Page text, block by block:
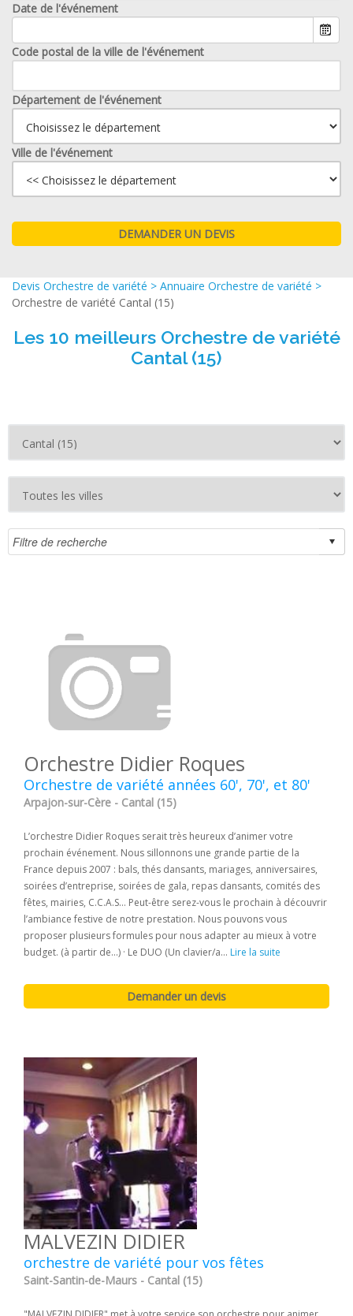
Date de l'événement
Code postal de la ville de l'événement
Département de l'événement
Ville de l'événement
Devis Orchestre de variété > Annuaire Orchestre de variété >
Orchestre de variété Cantal (15)
Les 10 meilleurs Orchestre de variété
Cantal (15)
Orchestre Didier Roques
Orchestre de variété années 60', 70', et 80'
Arpajon-sur-Cère - Cantal (15)
L’orchestre Didier Roques serait très heureux d’animer votre
prochain événement. Nous sillonnons une grande partie de la
France depuis 2007 : bals, thés dansants, mariages, anniversaires,
soirées d’entreprise, soirées de gala, repas dansants, comités des
fêtes, mairies, C.C.A.S… Peut-être serez-vous le prochain à découvrir
l’ambiance festive de notre prestation. Nous pouvons vous
proposer plusieurs formules pour nous adapter au mieux à votre
budget. (à partir de...) · Le DUO (Un clavier/a... Lire la suite
MALVEZIN DIDIER
orchestre de variété pour vos fêtes
Saint-Santin-de-Maurs - Cantal (15)